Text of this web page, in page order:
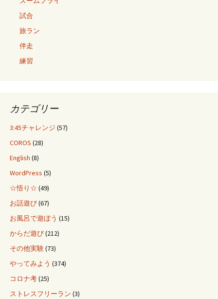
試合
旅ラン
伴走
練習
カテゴリー
3:45チャレンジ (57)
COROS (28)
English (8)
WordPress (5)
☆悟り☆ (49)
お話遊び(67)
お風呂で遊ぼう (15)
からだ遊び(212)
その他実験(73)
やってみよう (374)
コロナ考(25)
ストレスフリーラン (3)